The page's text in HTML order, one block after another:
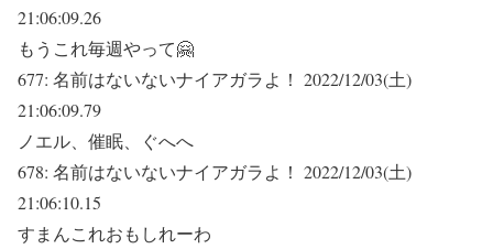
21:06:09.26
もうこれ毎週やって🤗
677: 名前はないないナイアガラよ！ 2022/12/03(土)
21:06:09.79
ノエル、催眠、ぐへへ
678: 名前はないないナイアガラよ！ 2022/12/03(土)
21:06:10.15
すまんこれおもしれーわ